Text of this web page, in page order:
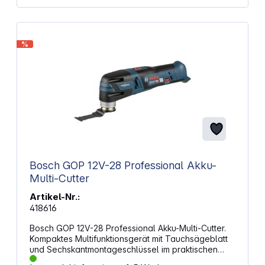
Drehzahlregelung Lieferumfang: Fein AMM 500 Plus
Ladegerät (optional erhältlich)
%
Bosch GOP 12V-28 Professional Akku-
Multi-Cutter
Artikel-Nr.:
418616
Bosch GOP 12V-28 Professional Akku-Multi-Cutter.
Kompaktes Multifunktionsgerät mit Tauchsägeblatt
und Sechskantmontageschlüssel im praktischen
Transportkoffer. Eigenschaften: